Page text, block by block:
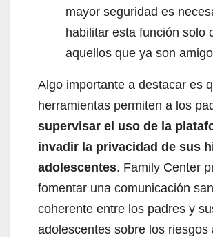
mayor seguridad es
habilitar esta función solo
aquellos que ya son
Algo importante a destacar es
herramientas permiten a los
supervisar el uso de la
invadir la privacidad de sus
adolescentes. Family Center
fomentar una comunicación
coherente entre los padres y
adolescentes sobre los riesgos